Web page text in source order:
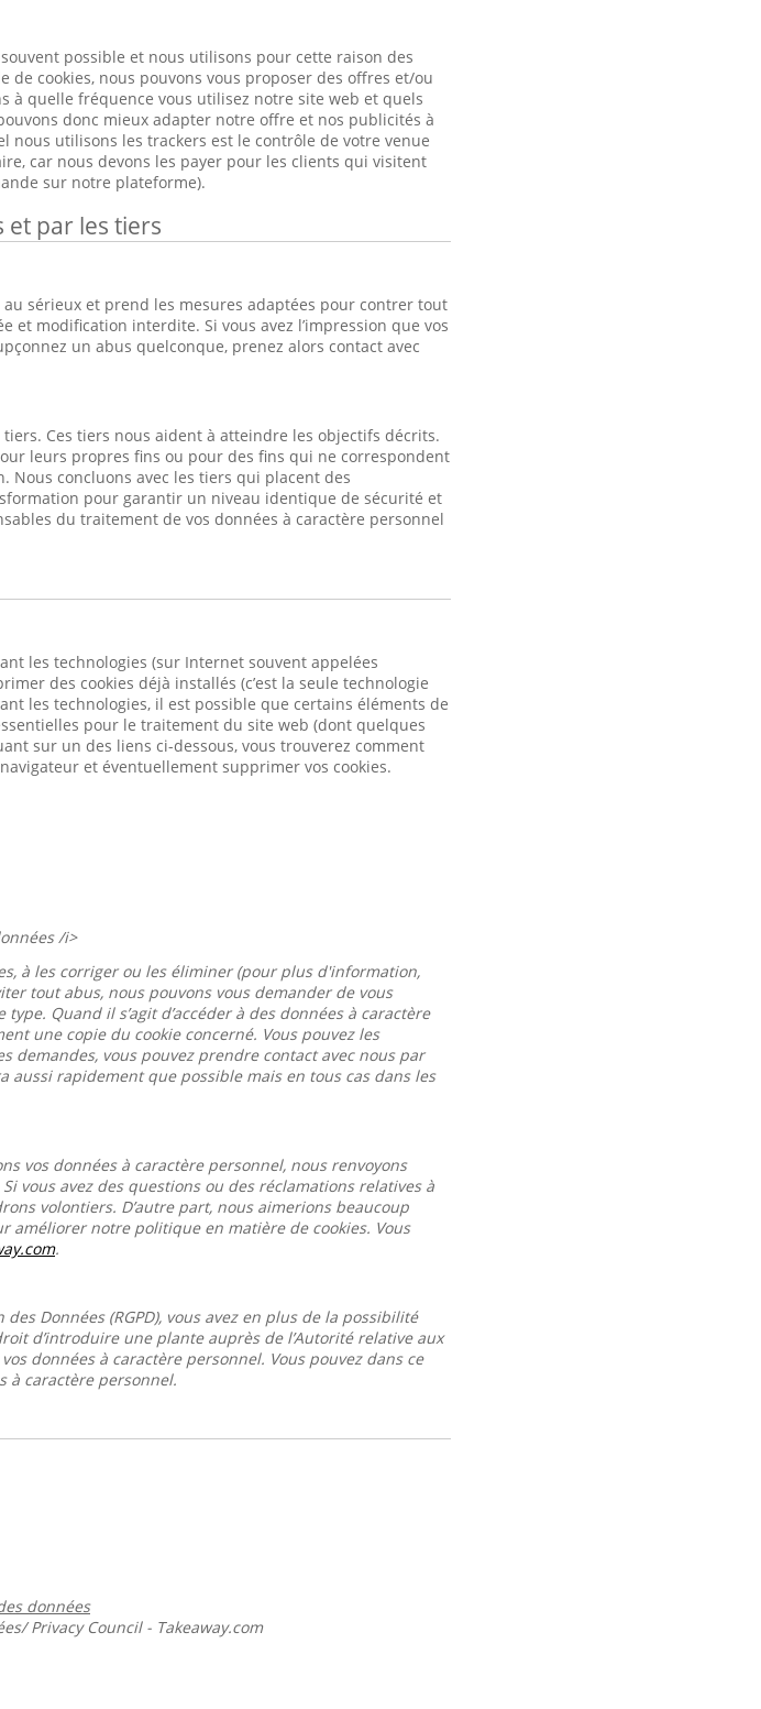
possible et nous utilisons pour cette raison des
de cookies, nous pouvons vous proposer des offres et/ou
à quelle fréquence vous utilisez notre site web et quels
donc mieux adapter notre offre et nos publicités à
utilisons les trackers est le contrôle de votre venue
car nous devons les payer pour les clients qui visitent
sur notre plateforme).
et par les tiers
sérieux et prend les mesures adaptées pour contrer tout
et modification interdite. Si vous avez l’impression que vos
un abus quelconque, prenez alors contact avec
Ces tiers nous aident à atteindre les objectifs décrits.
leurs propres fins ou pour des fins qui ne correspondent
Nous concluons avec les tiers qui placent des
pour garantir un niveau identique de sécurité et
du traitement de vos données à caractère personnel
les technologies (sur Internet souvent appelées
des cookies déjà installés (c’est la seule technologie
les technologies, il est possible que certains éléments de
pour le traitement du site web (dont quelques
sur un des liens ci-dessous, vous trouverez comment
et éventuellement supprimer vos cookies.
/i>
à les corriger ou les éliminer (pour plus d'information,
tout abus, nous pouvons vous demander de vous
Quand il s’agit d’accéder à des données à caractère
une copie du cookie concerné. Vous pouvez les
demandes, vous pouvez prendre contact avec nous par
aussi rapidement que possible mais en tous cas dans les
vos données à caractère personnel, nous renvoyons
Si vous avez des questions ou des réclamations relatives à
volontiers. D’autre part, nous aimerions beaucoup
améliorer notre politique en matière de cookies. Vous
.
Données (RGPD), vous avez en plus de la possibilité
d’introduire une plante auprès de l’Autorité relative aux
données à caractère personnel. Vous pouvez dans ce
à caractère personnel.
données
Privacy Council - Takeaway.com